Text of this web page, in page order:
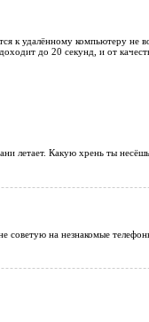
к удалённому компьютеру не
до 20 секунд, и от
летает. Какую хрень ты
советую на незнакомые